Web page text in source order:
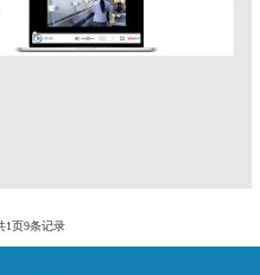
1页9条记录